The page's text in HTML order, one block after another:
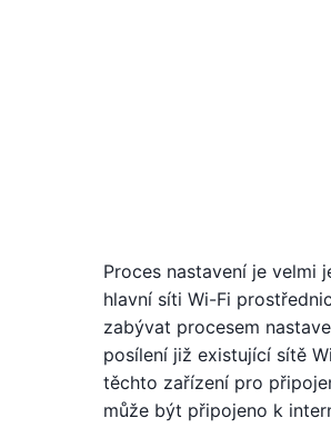
Proces nastavení je
hlavní síti Wi-Fi
zabývat procesem
posílení již existující sítě
těchto zařízení pro
může být připojeno k